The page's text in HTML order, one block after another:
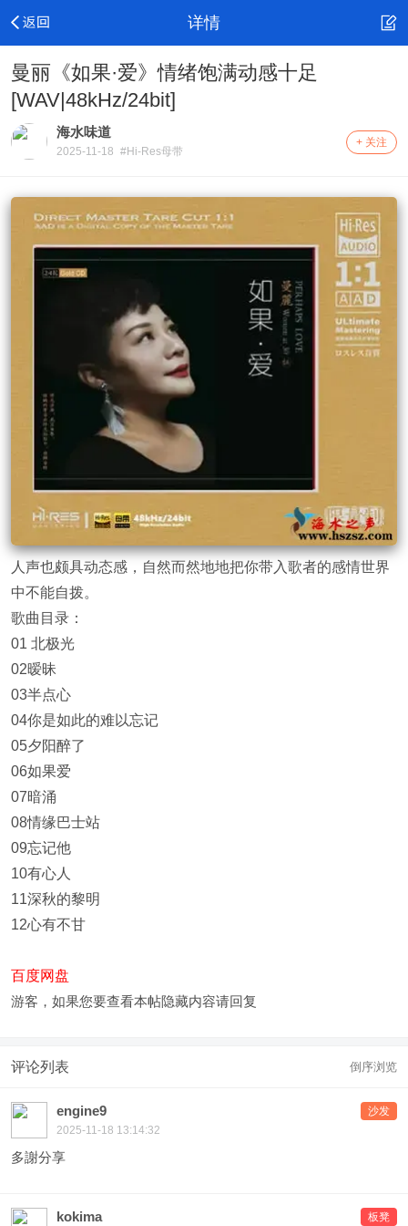
详情
曼丽《如果·爱》情绪饱满动感十足
[WAV|48kHz/24bit]
海水味道
2025-11-18 #Hi-Res母带
+ 关注
人声也颇具动态感，自然而然地地把你带入歌者的感情世界
中不能自拨。
歌曲目录：
01 北极光
02暧昧
03半点心
04你是如此的难以忘记
05夕阳醉了
06如果爱
07暗涌
08情缘巴士站
09忘记他
10有心人
11深秋的黎明
12心有不甘
百度网盘
游客，如果您要查看本帖隐藏内容请回复
评论列表 倒序浏览
沙发
engine9
2025-11-18 13:14:32
多謝分享
板凳
kokima